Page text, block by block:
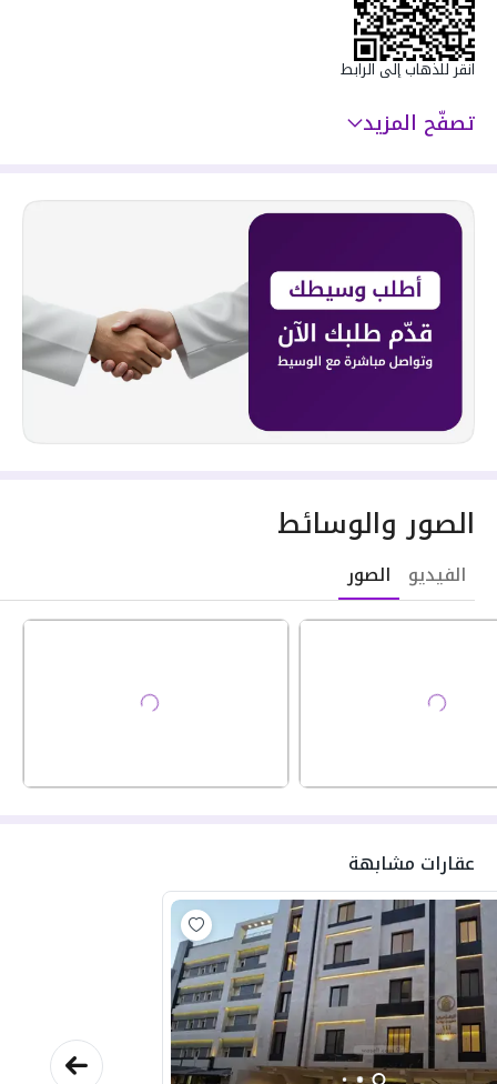
انقر للذهاب إلى الرابط
تصفّح المزيد
الصور والوسائط
الفيديو الصور
عقارات مشابهة